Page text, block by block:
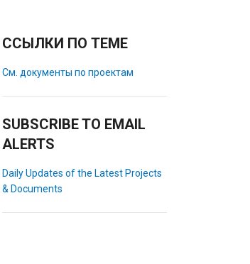
ССЫЛКИ ПО ТЕМЕ
См. документы по проектам
SUBSCRIBE TO EMAIL
ALERTS
Daily Updates of the Latest Projects
& Documents